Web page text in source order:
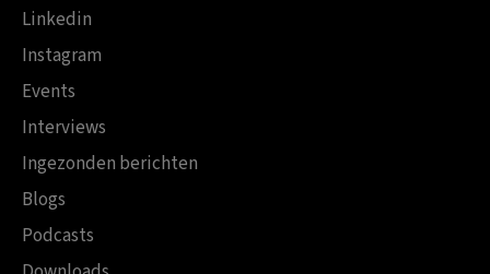
Linkedin
Instagram
Events
Interviews
Ingezonden berichten
Blogs
Podcasts